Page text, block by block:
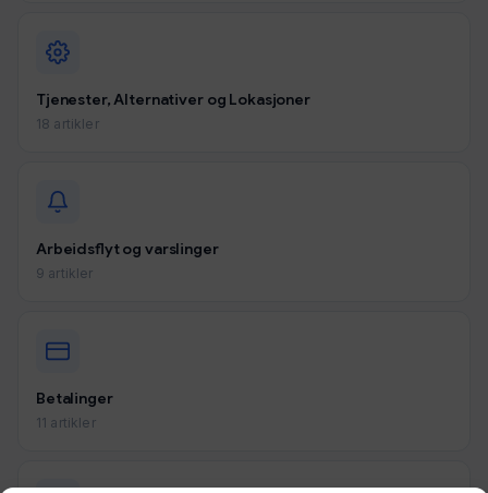
Tjenester, Alternativer og Lokasjoner
18 artikler
Arbeidsflyt og varslinger
9 artikler
Betalinger
11 artikler